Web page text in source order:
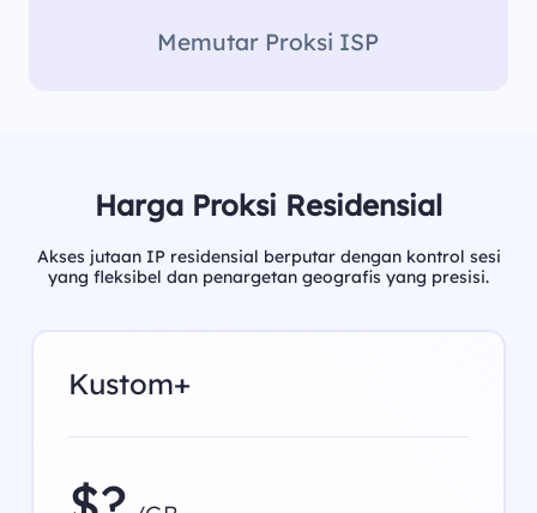
Memutar Proksi ISP
Harga Proksi Residensial
Akses jutaan IP residensial berputar dengan kontrol sesi
yang fleksibel dan penargetan geografis yang presisi.
Kustom+